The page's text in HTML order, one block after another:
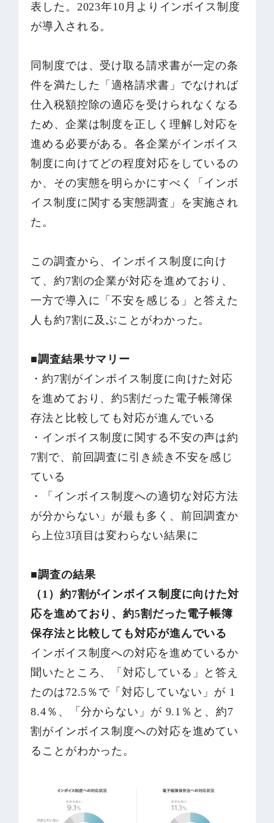
表した。2023年10月よりインボイス制度
が導入される。
同制度では、受け取る請求書が一定の条
件を満たした「適格請求書」でなければ
仕入税額控除の適応を受けられなくなる
ため、企業は制度を正しく理解し対応を
進める必要がある。各企業がインボイス
制度に向けてどの程度対応をしているの
か、その実態を明らかにすべく「インボ
イス制度に関する実態調査」を実施され
た。
この調査から、インボイス制度に向け
て、約7割の企業が対応を進めており、
一方で導入に「不安を感じる」と答えた
人も約7割に及ぶことがわかった。
■調査結果サマリー
・約7割がインボイス制度に向けた対応
を進めており、約5割だった電子帳簿保
存法と比較しても対応が進んでいる
・インボイス制度に関する不安の声は約
7割で、前回調査に引き続き不安を感じ
ている
・「インボイス制度への適切な対応方法
が分からない」が最も多く、前回調査か
ら上位3項目は変わらない結果に
■調査の結果
（1）約7割がインボイス制度に向けた対
応を進めており、約5割だった電子帳簿
保存法と比較しても対応が進んでいる
インボイス制度への対応を進めているか
聞いたところ、「対応している」と答え
たのは72.5％で「対応していない」が 1
8.4％、「分からない」が 9.1％と、約7
割がインボイス制度への対応を進めてい
ることがわかった。